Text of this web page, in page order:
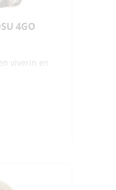
4GO
viverin en